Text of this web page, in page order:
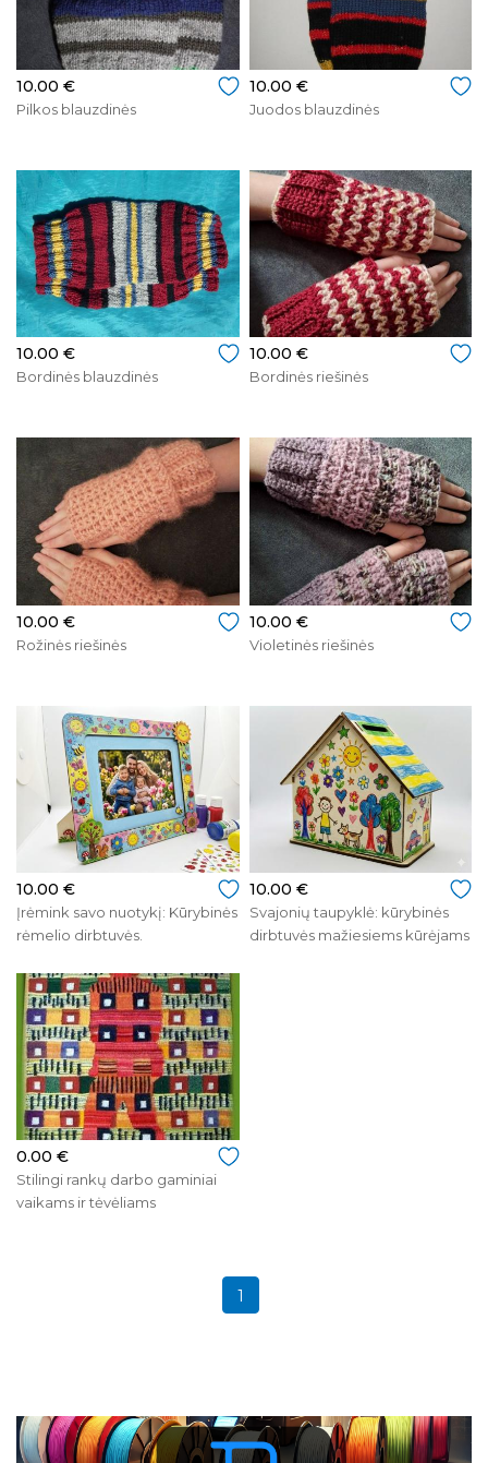
10.00 €
Pilkos blauzdinės
10.00 €
Juodos blauzdinės
10.00 €
Bordinės blauzdinės
10.00 €
Bordinės riešinės
10.00 €
Rožinės riešinės
10.00 €
Violetinės riešinės
10.00 €
Įrėmink savo nuotykį: Kūrybinės
rėmelio dirbtuvės.
10.00 €
Svajonių taupyklė: kūrybinės
dirbtuvės mažiesiems kūrėjams
0.00 €
Stilingi rankų darbo gaminiai
vaikams ir tėvėliams
1